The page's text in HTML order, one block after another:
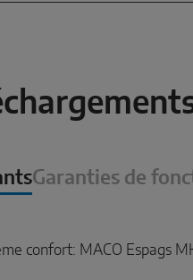
Garanties de
confort: MACO Espags